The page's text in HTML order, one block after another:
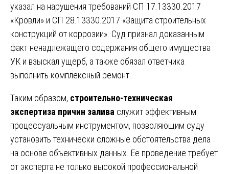
указал на нарушения требований СП 17.13330.2017
«Кровли» и СП 28.13330.2017 «Защита строительных
конструкций от коррозии». Суд признал доказанным
факт ненадлежащего содержания общего имущества
УК и взыскал ущерб, а также обязал ответчика
выполнить комплексный ремонт.
Таким образом, строительно-техническая
экспертиза причин залива служит эффективным
процессуальным инструментом, позволяющим суду
установить технически сложные обстоятельства дела
на основе объективных данных. Ее проведение требует
от эксперта не только высокой профессиональной